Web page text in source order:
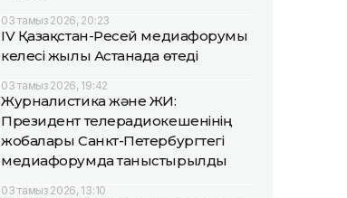
03 тамыз 2026, 20:23
IV Қазақстан-Ресей медиафорумы
келесі жылы Астанада өтеді
03 тамыз 2026, 19:42
Журналистика және ЖИ:
Президент телерадиокешенінің
жобалары Санкт-Петербургтегі
медиафорумда таныстырылды
03 тамыз 2026, 13:10